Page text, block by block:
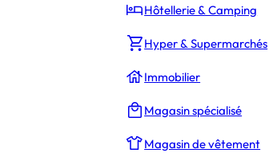
Hôtellerie & Camping
Hyper & Supermarchés
Immobilier
Magasin spécialisé
Magasin de vêtement